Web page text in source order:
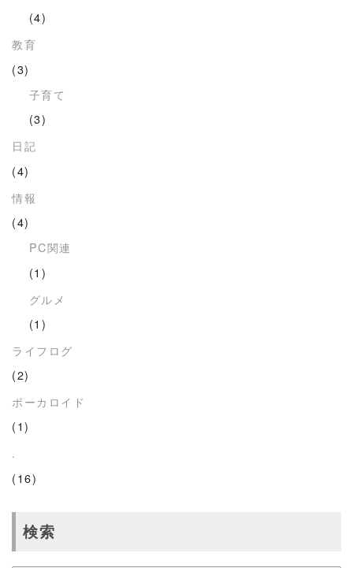
(4)
教育
(3)
子育て
(3)
日記
(4)
情報
(4)
PC関連
(1)
グルメ
(1)
ライフログ
(2)
ボーカロイド
(1)
.
(16)
検索